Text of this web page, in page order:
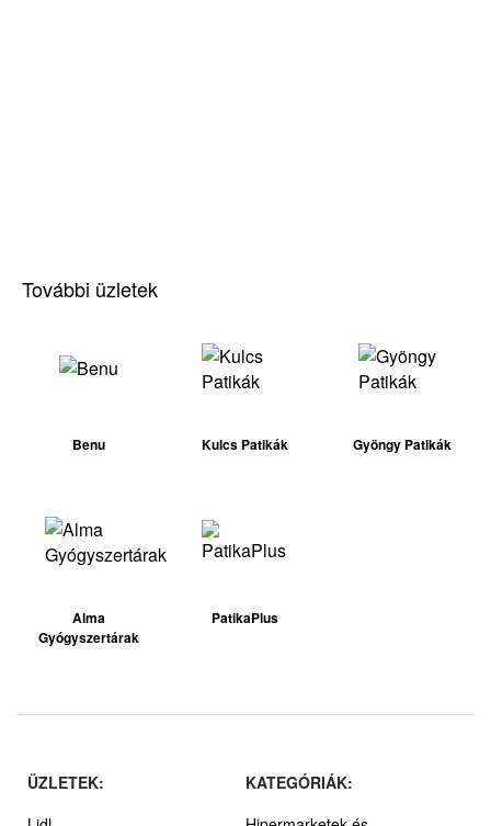
További üzletek
Benu Kulcs Patikák Gyöngy Patikák
Alma
Gyógyszertárak
PatikaPlus
ÜZLETEK:
KATEGÓRIÁK: